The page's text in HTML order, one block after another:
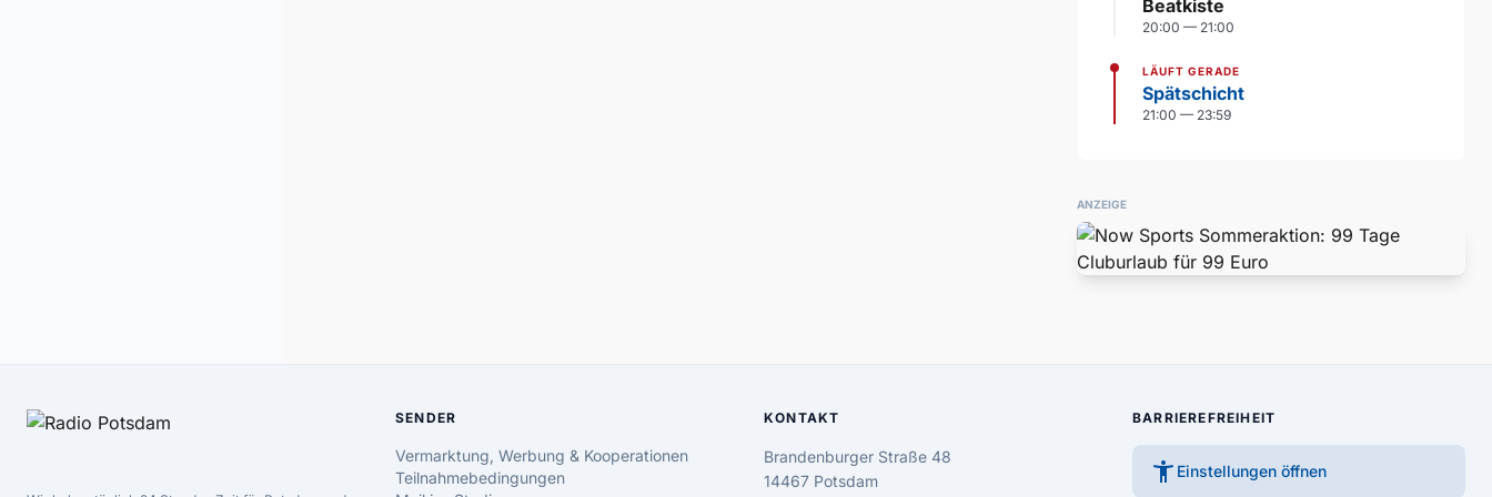
Beatkiste
20:00 — 21:00
LÄUFT GERADE
Spätschicht
21:00 — 23:59
ANZEIGE
SENDER
Vermarktung, Werbung & Kooperationen
Teilnahmebedingungen
KONTAKT
Brandenburger Straße 48
14467 Potsdam
BARRIEREFREIHEIT
accessibility_new Einstellungen öffnen